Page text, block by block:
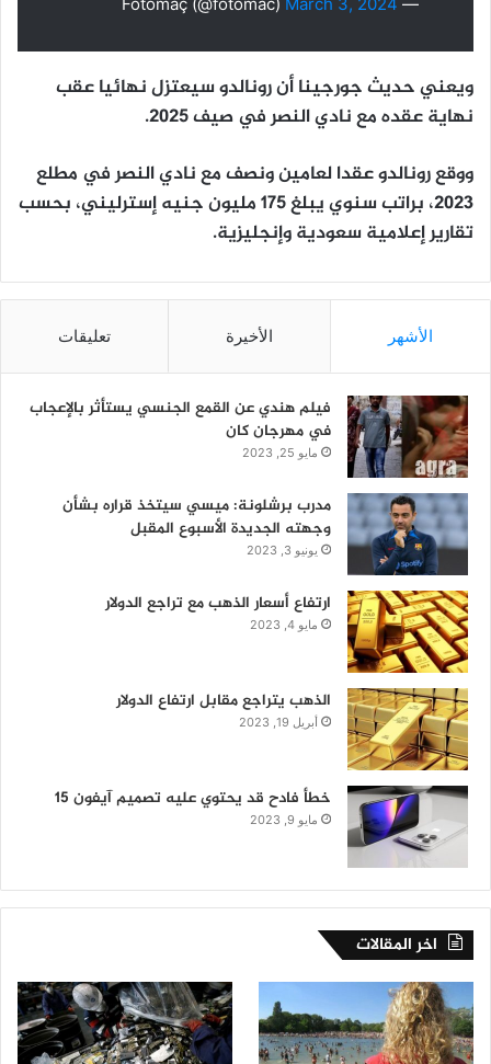
ويعني حديث جورجينا أن رونالدو سيعتزل نهائيا عقب
نهاية عقده مع نادي النصر في صيف 2025.
ووقع رونالدو عقدا لعامين ونصف مع نادي النصر في مطلع
2023، براتب سنوي يبلغ 175 مليون جنيه إسترليني، بحسب
تقارير إعلامية سعودية وإنجليزية.
الأشهر الأخيرة تعليقات
فيلم هندي عن القمع الجنسي يستأثر بالإعجاب
في مهرجان كان
مايو 25, 2023
مدرب برشلونة: ميسي سيتخذ قراره بشأن
وجهته الجديدة الأسبوع المقبل
يونيو 3, 2023
ارتفاع أسعار الذهب مع تراجع الدولار
مايو 4, 2023
الذهب يتراجع مقابل ارتفاع الدولار
أبريل 19, 2023
خطأ فادح قد يحتوي عليه تصميم آيفون 15
مايو 9, 2023
اخر المقالات